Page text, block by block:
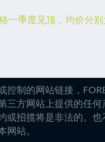
一季度见顶，均价分别
控制的网站链接，
三方网站上提供的任
或招揽将是非法的。
网站。